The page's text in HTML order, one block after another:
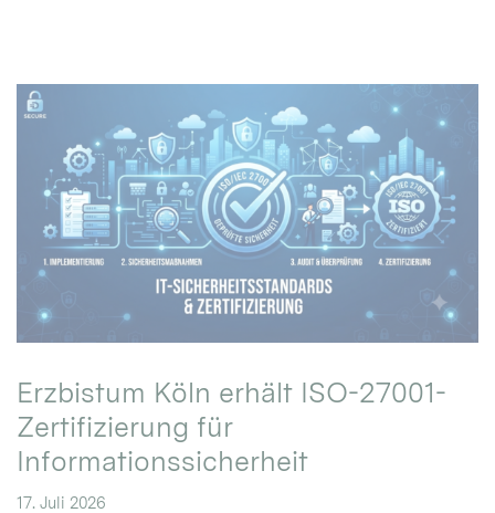
Erzbistum Köln erhält ISO-27001-
Zertifizierung für
Informationssicherheit
17. Juli 2026